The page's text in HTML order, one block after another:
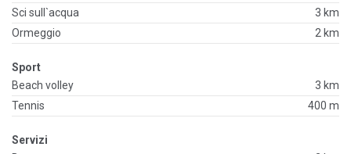
Sci sull`acqua
3 km
Ormeggio
2 km
Sport
Beach volley
3 km
Tennis
400 m
Servizi